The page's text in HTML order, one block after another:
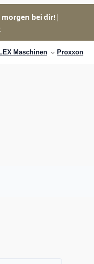
morgen bei dir!|
Maschinen Proxxon